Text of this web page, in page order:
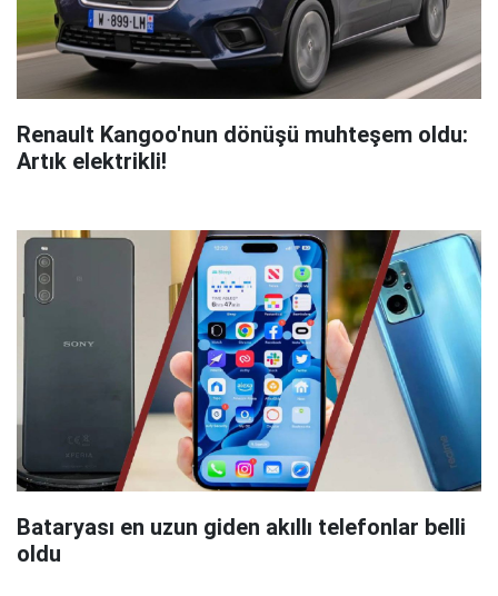
Renault Kangoo'nun dönüşü muhteşem oldu:
Artık elektrikli!
Bataryası en uzun giden akıllı telefonlar belli
oldu